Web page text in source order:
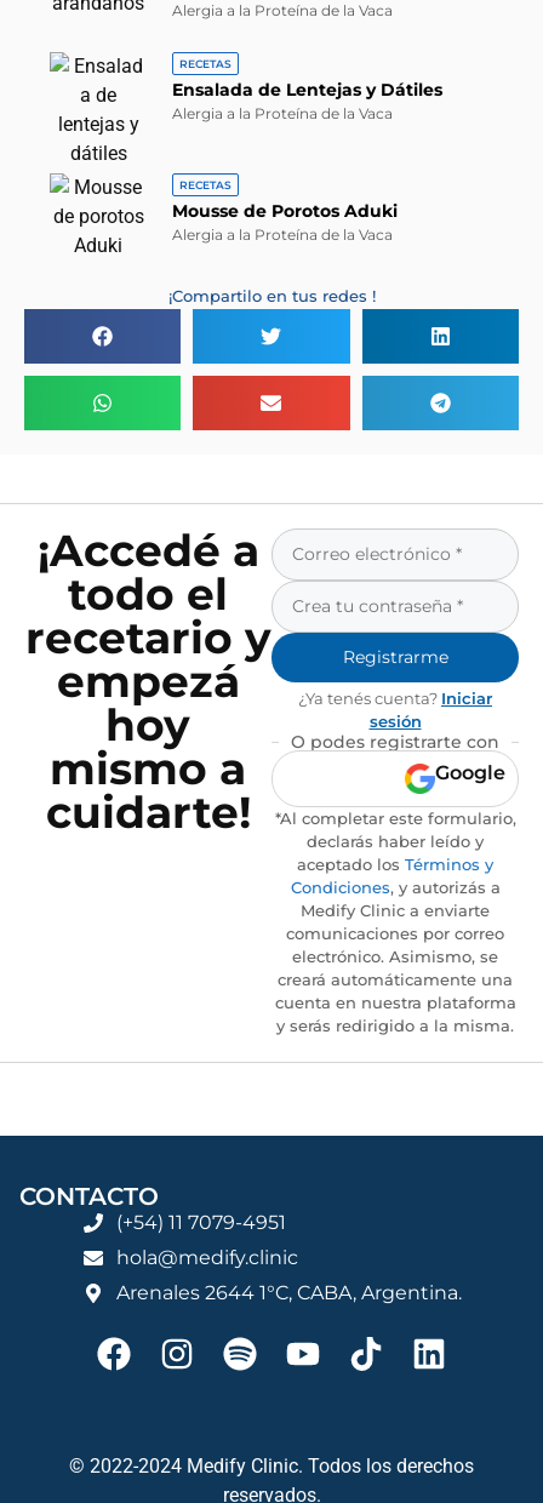
Alergia a la Proteína de la Vaca
RECETAS
Ensalada de Lentejas y Dátiles
Alergia a la Proteína de la Vaca
RECETAS
Mousse de Porotos Aduki
Alergia a la Proteína de la Vaca
¡Compartilo en tus redes !
¡Accedé a
todo el
recetario y
empezá
hoy
mismo a
cuidarte!
Registrarme
¿Ya tenés cuenta? Iniciar
sesión
O podes registrarte con
Google
*Al completar este formulario,
declarás haber leído y
aceptado los Términos y
Condiciones, y autorizás a
Medify Clinic a enviarte
comunicaciones por correo
electrónico. Asimismo, se
creará automáticamente una
cuenta en nuestra plataforma
y serás redirigido a la misma.
CONTACTO
(+54) 11 7079-4951
hola@medify.clinic
Arenales 2644 1°C, CABA, Argentina.
© 2022-2024 Medify Clinic. Todos los derechos
reservados.